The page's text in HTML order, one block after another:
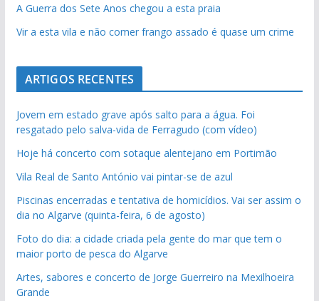
A Guerra dos Sete Anos chegou a esta praia
Vir a esta vila e não comer frango assado é quase um crime
ARTIGOS RECENTES
Jovem em estado grave após salto para a água. Foi
resgatado pelo salva-vida de Ferragudo (com vídeo)
Hoje há concerto com sotaque alentejano em Portimão
Vila Real de Santo António vai pintar-se de azul
Piscinas encerradas e tentativa de homicídios. Vai ser assim o
dia no Algarve (quinta-feira, 6 de agosto)
Foto do dia: a cidade criada pela gente do mar que tem o
maior porto de pesca do Algarve
Artes, sabores e concerto de Jorge Guerreiro na Mexilhoeira
Grande